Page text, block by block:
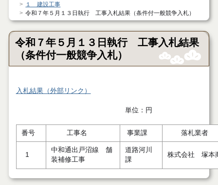
１ 建設工事
令和７年５月１３日執行 工事入札結果（条件付一般競争入札）
令和７年５月１３日執行 工事入札結果
（条件付一般競争入札）
入札結果（外部リンク）
単位：円
番号 工事名 事業課 落札業者
1
中和通出戸沼線 舗
装補修工事
道路河川
課
株式会社 塚本